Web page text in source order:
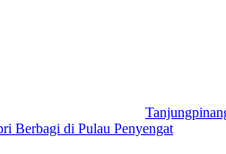
Berbagi di Pulau Penyengat